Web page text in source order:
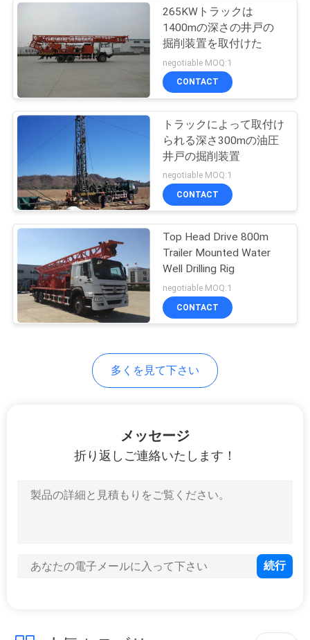
さ
引
を
要
求
て
下
PRIVACY
265KWトラックは
1400mの深さの井戸の
掘削装置を取付けた
negotiable MOQ:1
CONTACT
トラックによって取付け
られる深さ300mの油圧
井戸の掘削装置
negotiable MOQ:1
CONTACT
Top Head Drive 800m
Trailer Mounted Water
Well Drilling Rig
negotiable MOQ:1
CONTACT
多くを見て下さい
メッセージ
折り返しご連絡いたします！